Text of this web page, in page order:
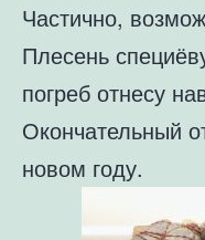
Частично,
Плесень
погреб отнесу
Окончательный
новом году.